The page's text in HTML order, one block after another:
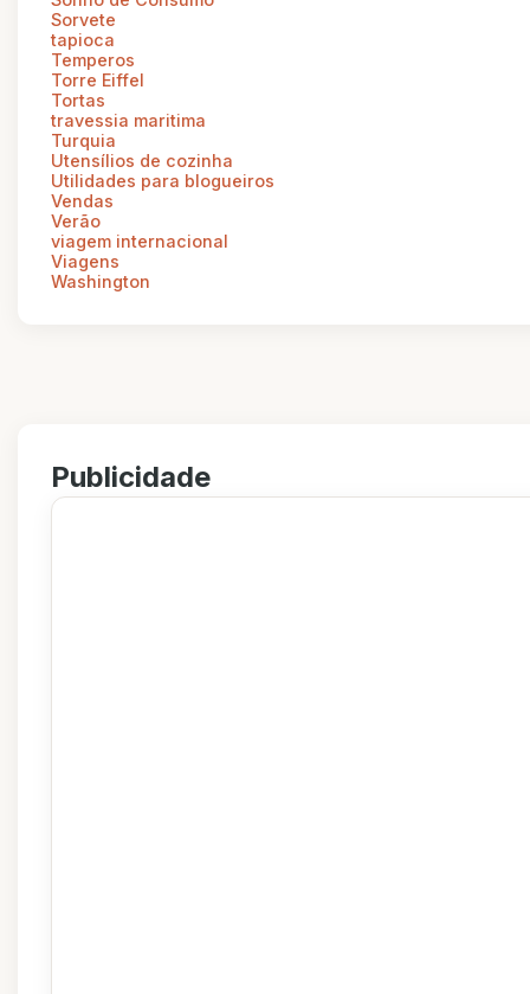
Sorvete
tapioca
Temperos
Torre Eiffel
Tortas
travessia maritima
Turquia
Utensílios de cozinha
Utilidades para blogueiros
Vendas
Verão
viagem internacional
Viagens
Washington
Publicidade